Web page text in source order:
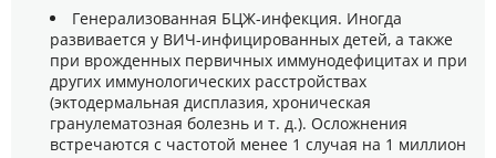
Генерализованная БЦЖ-инфекция. Иногда
развивается у ВИЧ-инфицированных детей, а также
при врожденных первичных иммунодефицитах и при
других иммунологических расстройствах
(эктодермальная дисплазия, хроническая
гранулематозная болезнь и т. д.). Осложнения
встречаются с частотой менее 1 случая на 1 миллион